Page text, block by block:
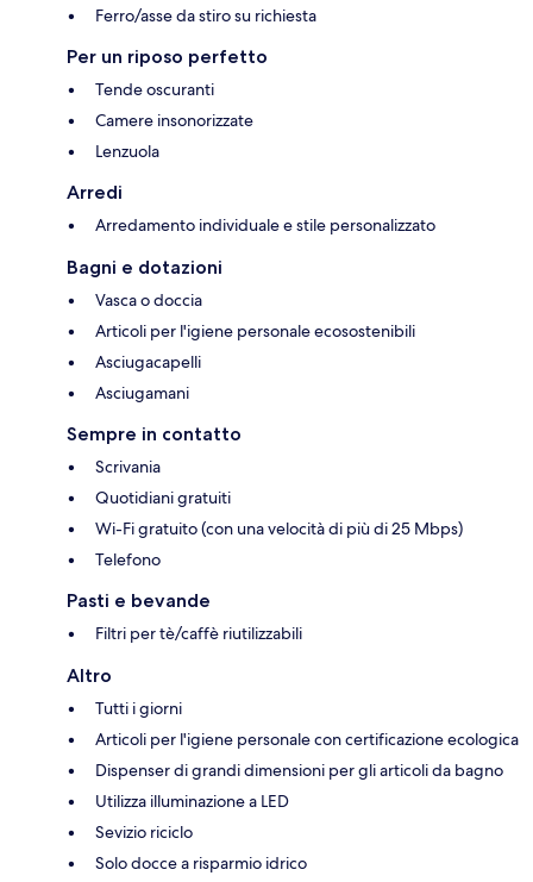
Ferro/asse da stiro su richiesta
Per un riposo perfetto
Tende oscuranti
Camere insonorizzate
Lenzuola
Arredi
Arredamento individuale e stile personalizzato
Bagni e dotazioni
Vasca o doccia
Articoli per l'igiene personale ecosostenibili
Asciugacapelli
Asciugamani
Sempre in contatto
Scrivania
Quotidiani gratuiti
Wi-Fi gratuito (con una velocità di più di 25 Mbps)
Telefono
Pasti e bevande
Filtri per tè/caffè riutilizzabili
Altro
Tutti i giorni
Articoli per l'igiene personale con certificazione ecologica
Dispenser di grandi dimensioni per gli articoli da bagno
Utilizza illuminazione a LED
Sevizio riciclo
Solo docce a risparmio idrico